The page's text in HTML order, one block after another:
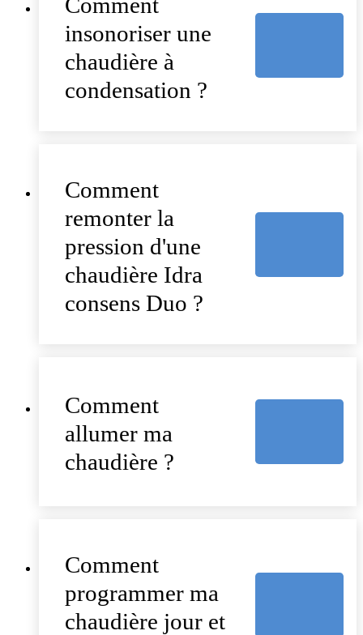
insonoriser une
chaudière à
condensation ?
Comment
remonter la
pression d'une
chaudière Idra
consens Duo ?
Comment
allumer ma
chaudière ?
Comment
programmer ma
chaudière jour et